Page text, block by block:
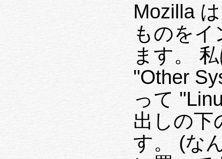
Mozilla
ものを
ます。
"Other
って
出しの下
す。 (な